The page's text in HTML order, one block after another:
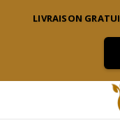
LIVRAISON